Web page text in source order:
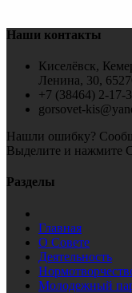
Наши контакты
Киселёвск,
Ленина, 30,
+7 (38464) 2-17-
gorsovet-
Нашли ошибку?
Выделите и нажмите
Разделы
Главная
О Совете
Деятельность
Молодежный